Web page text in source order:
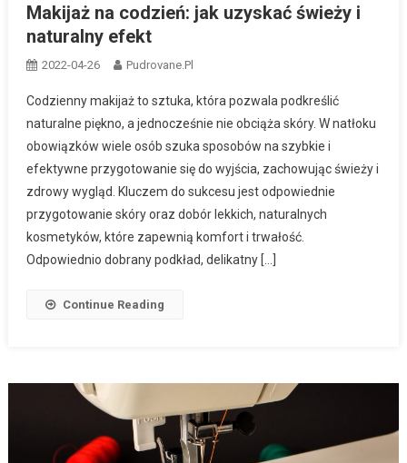
Makijaż na codzień: jak uzyskać świeży i
naturalny efekt
2022-04-26 Pudrovane.pl
Codzienny makijaż to sztuka, która pozwala podkreślić
naturalne piękno, a jednocześnie nie obciąża skóry. W natłoku
obowiązków wiele osób szuka sposobów na szybkie i
efektywne przygotowanie się do wyjścia, zachowując świeży i
zdrowy wygląd. Kluczem do sukcesu jest odpowiednie
przygotowanie skóry oraz dobór lekkich, naturalnych
kosmetyków, które zapewnią komfort i trwałość.
Odpowiednio dobrany podkład, delikatny […]
Continue Reading